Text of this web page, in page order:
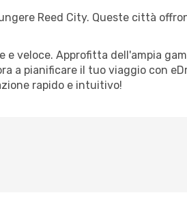
Reed City. Queste città
veloce. Approfitta dell'ampia
a pianificare il tuo viaggio con
rapido e intuitivo!